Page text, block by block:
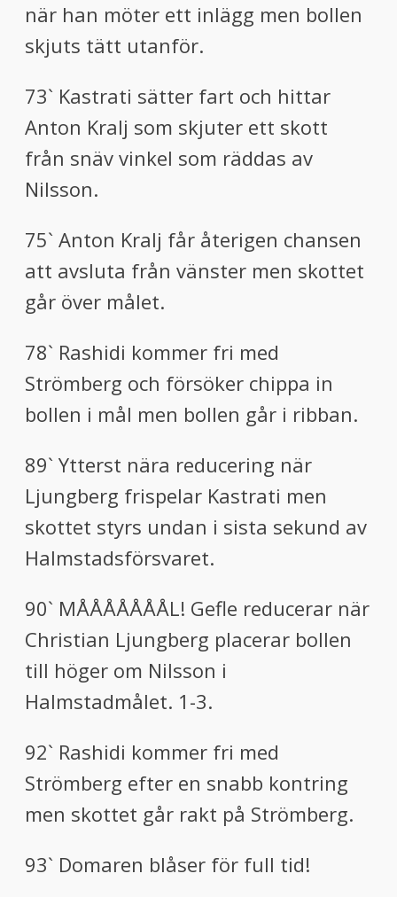
när han möter ett inlägg men bollen
skjuts tätt utanför.
73` Kastrati sätter fart och hittar
Anton Kralj som skjuter ett skott
från snäv vinkel som räddas av
Nilsson.
75` Anton Kralj får återigen chansen
att avsluta från vänster men skottet
går över målet.
78` Rashidi kommer fri med
Strömberg och försöker chippa in
bollen i mål men bollen går i ribban.
89` Ytterst nära reducering när
Ljungberg frispelar Kastrati men
skottet styrs undan i sista sekund av
Halmstadsförsvaret.
90` MÅÅÅÅÅÅÅL! Gefle reducerar när
Christian Ljungberg placerar bollen
till höger om Nilsson i
Halmstadmålet. 1-3.
92` Rashidi kommer fri med
Strömberg efter en snabb kontring
men skottet går rakt på Strömberg.
93` Domaren blåser för full tid!